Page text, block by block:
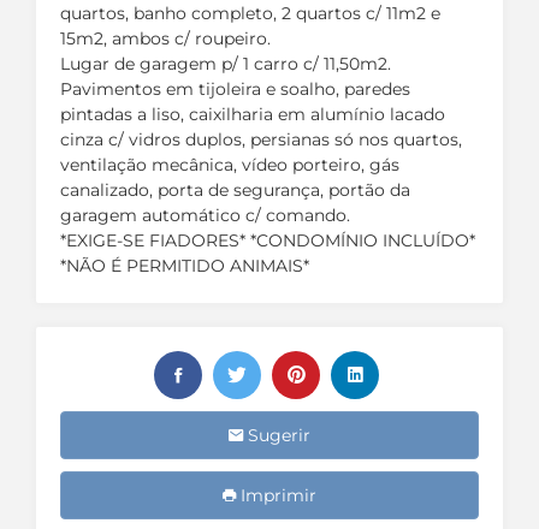
quartos, banho completo, 2 quartos c/ 11m2 e
15m2, ambos c/ roupeiro.
Lugar de garagem p/ 1 carro c/ 11,50m2.
Pavimentos em tijoleira e soalho, paredes
pintadas a liso, caixilharia em alumínio lacado
cinza c/ vidros duplos, persianas só nos quartos,
ventilação mecânica, vídeo porteiro, gás
canalizado, porta de segurança, portão da
garagem automático c/ comando.
*EXIGE-SE FIADORES* *CONDOMÍNIO INCLUÍDO*
*NÃO É PERMITIDO ANIMAIS*
Sugerir
Imprimir